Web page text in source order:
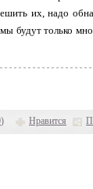
) Нравится
их, надо
будут только